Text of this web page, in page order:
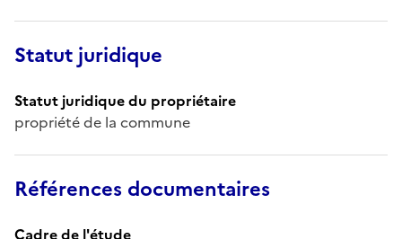
Statut juridique
Statut juridique du propriétaire
propriété de la commune
Références documentaires
Cadre de l'étude